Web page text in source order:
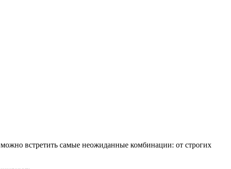
встретить самые неожиданные комбинации: от строгих